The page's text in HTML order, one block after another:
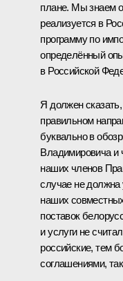
плане. Мы знаем
реализуется в
программу по
определённый
в Российской
Я должен
правильном
буквально в
Владимировича и
наших членов
случае не должна
наших
поставок
и услуги не
российские, тем
соглашениями,